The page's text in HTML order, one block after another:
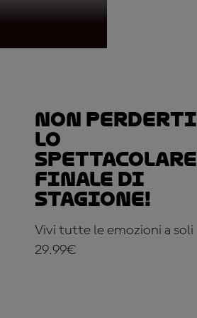
Non perderti
lo
spettacolare
finale di
stagione!
Vivi tutte le emozioni a soli
29.99€